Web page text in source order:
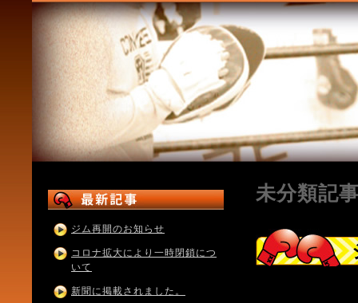
ジム再開のお知らせ
コロナ拡大により一時閉鎖につ
いて
新聞に掲載されました。
未分類記